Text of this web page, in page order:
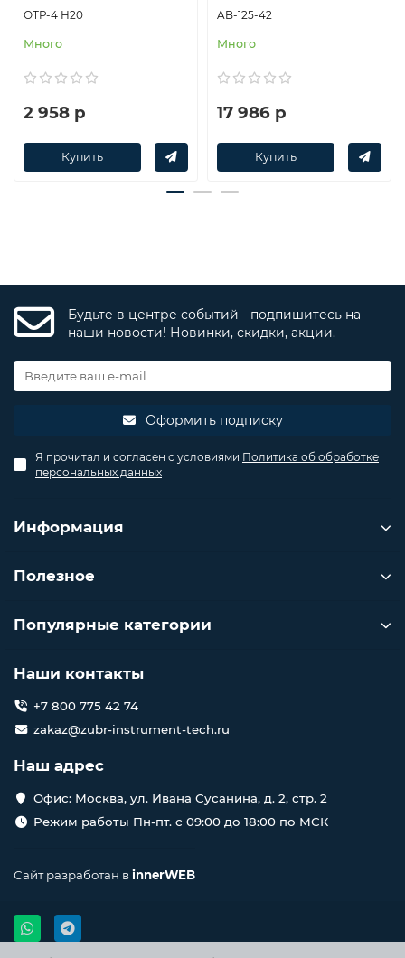
ОТР-4 Н20
Много
2 958 р
Купить
AB-125-42
Много
17 986 р
Купить
Будьте в центре событий - подпишитесь на
наши новости! Новинки, скидки, акции.
Оформить подписку
Я прочитал и согласен с условиями Политика об обработке
персональных данных
Информация
Полезное
Популярные категории
Наши контакты
+7 800 775 42 74
zakaz@zubr-instrument-tech.ru
Наш адрес
Офис: Москва, ул. Ивана Сусанина, д. 2, стр. 2
Режим работы Пн-пт. с 09:00 до 18:00 по МСК
Сайт разработан вinnerWEB